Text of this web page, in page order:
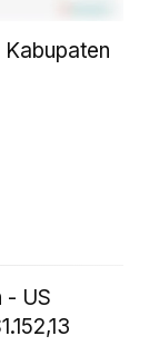
- US